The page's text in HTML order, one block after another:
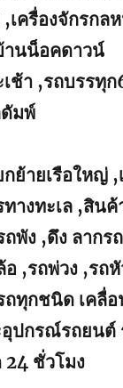
เครื่องจักรก
านน็อคดาวน์
ช้า ,รถบรร
มพ์
ย้ายเรือใหญ่ ,
ทางทะเล ,สิน
พัง ,ดึง ลาก
,รถพ่วง ,รถหั
ทุกชนิด เคลื่
ปกรณ์รถยน
24 ชั่วโมง